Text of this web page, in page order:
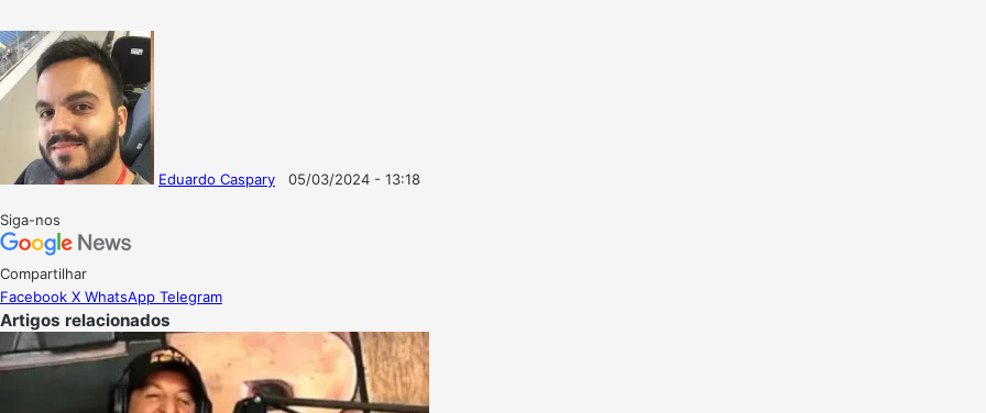
Eduardo Caspary
05/03/2024 - 13:18
Siga-nos
Compartilhar
Facebook X WhatsApp Telegram
Artigos relacionados